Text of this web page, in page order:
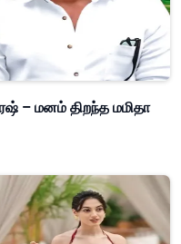
– மனம் திறந்த மமிதா